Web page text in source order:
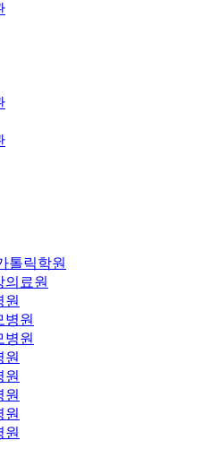
톨릭학원
의료원
원
병원
병원
원
원
원
원
원